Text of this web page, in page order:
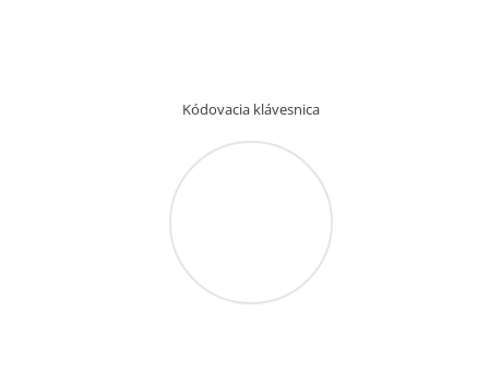
Kódovacia klávesnica